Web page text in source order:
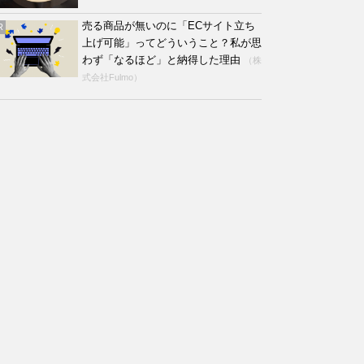
売る商品が無いのに「ECサイト立ち
上げ可能」ってどういうこと？私が思
わず「なるほど」と納得した理由
（株
式会社Fulmo）